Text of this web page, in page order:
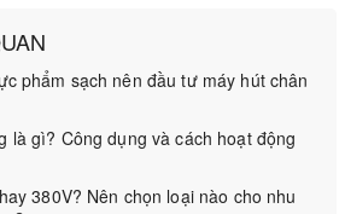
phẩm sạch nên đầu tư máy hút chân
là gì? Công dụng và cách hoạt động
380V? Nên chọn loại nào cho nhu